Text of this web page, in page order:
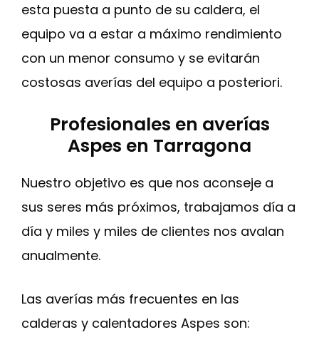
esta puesta a punto de su caldera, el
equipo va a estar a máximo rendimiento
con un menor consumo y se evitarán
costosas averías del equipo a posteriori.
Profesionales en averías
Aspes en Tarragona
Nuestro objetivo es que nos aconseje a
sus seres más próximos, trabajamos día a
día y miles y miles de clientes nos avalan
anualmente.
Las averías más frecuentes en las
calderas y calentadores Aspes son: